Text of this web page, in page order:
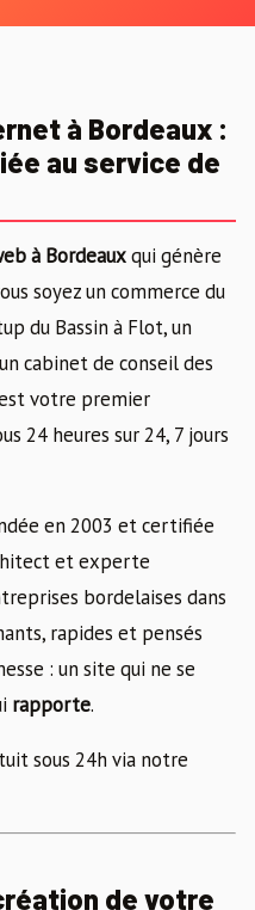
à Bordeaux :
au service de
à Bordeauxqui génère
soyez un commerce du
du Bassin à Flot, un
cabinet de conseil des
votre premier
24 heures sur 24, 7 jours
en 2003 et certifiée
et experte
bordelaises dans
rapides et pensés
: un site qui ne se
rapporte.
sous 24h via notre
de votre